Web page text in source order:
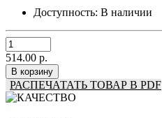
Доступность: В наличии
514.00 р.
В корзину
РАСПЕЧАТАТЬ ТОВАР В PDF